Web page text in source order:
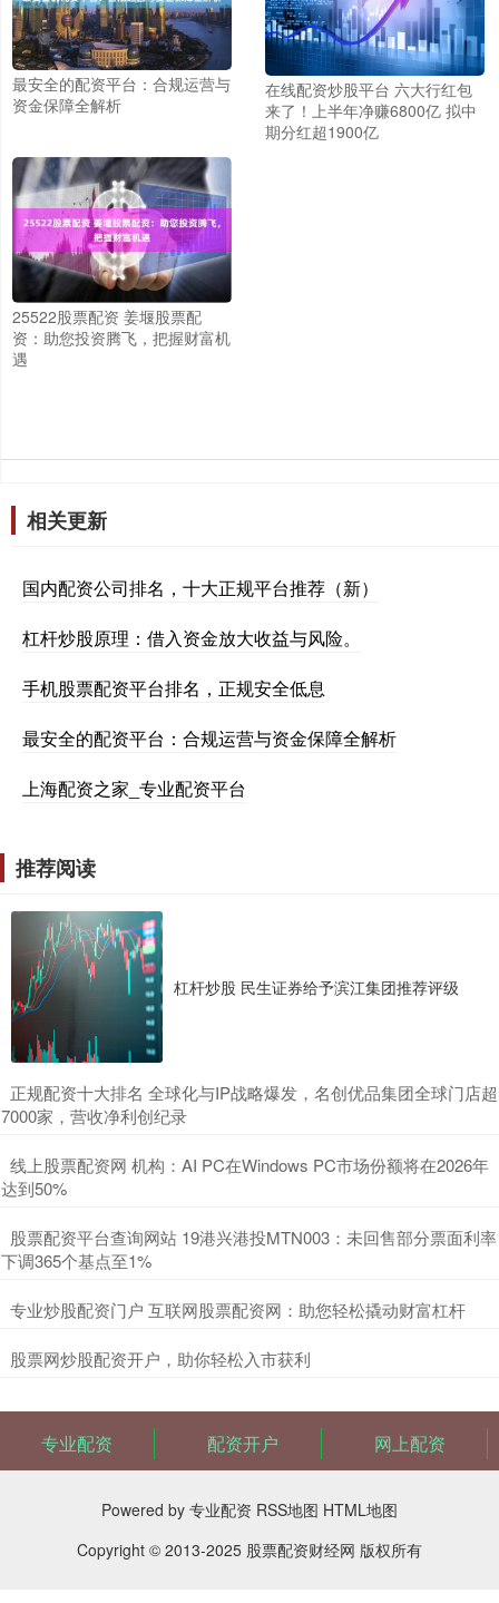
最安全的配资平台：合规运营与
资金保障全解析
在线配资炒股平台 六大行红包
来了！上半年净赚6800亿 拟中
期分红超1900亿
25522股票配资 姜堰股票配
资：助您投资腾飞，把握财富机
遇
相关更新
国内配资公司排名，十大正规平台推荐（新）
杠杆炒股原理：借入资金放大收益与风险。
手机股票配资平台排名，正规安全低息
最安全的配资平台：合规运营与资金保障全解析
上海配资之家_专业配资平台
推荐阅读
杠杆炒股 民生证券给予滨江集团推荐评级
​正规配资十大排名 全球化与IP战略爆发，名创优品集团全球门店超
7000家，营收净利创纪录
​线上股票配资网 机构：AI PC在Windows PC市场份额将在2026年
达到50%
​股票配资平台查询网站 19港兴港投MTN003：未回售部分票面利率
下调365个基点至1%
​专业炒股配资门户 互联网股票配资网：助您轻松撬动财富杠杆
​股票网炒股配资开户，助你轻松入市获利
专业配资 配资开户 网上配资
Powered by 专业配资 RSS地图 HTML地图
Copyright © 2013-2025 股票配资财经网 版权所有